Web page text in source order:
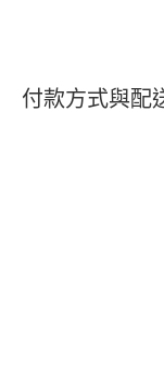
付款方式與配